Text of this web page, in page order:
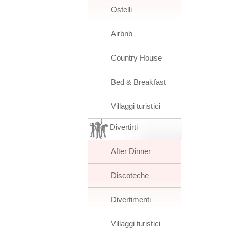
Ostelli
Airbnb
Country House
Bed & Breakfast
Villaggi turistici
Divertirti
After Dinner
Discoteche
Divertimenti
Villaggi turistici